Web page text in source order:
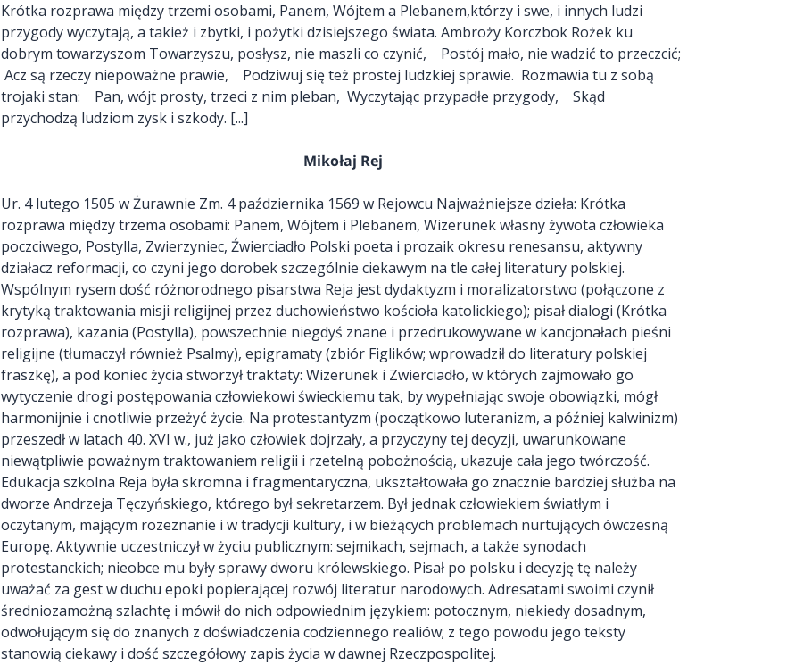
Krótka rozprawa między trzemi osobami, Panem, Wójtem a Plebanem,którzy i swe, i innych ludzi
przygody wyczytają, a takież i zbytki, i pożytki dzisiejszego świata. Ambroży Korczbok Rożek ku
dobrym towarzyszom Towarzyszu, posłysz, nie maszli co czynić, Postój mało, nie wadzić to przeczcić;
Acz są rzeczy niepoważne prawie, Podziwuj się też prostej ludzkiej sprawie. Rozmawia tu z sobą
trojaki stan: Pan, wójt prosty, trzeci z nim pleban, Wyczytając przypadłe przygody, Skąd
przychodzą ludziom zysk i szkody. [...]
Mikołaj Rej
Ur. 4 lutego 1505 w Żurawnie Zm. 4 października 1569 w Rejowcu Najważniejsze dzieła: Krótka
rozprawa między trzema osobami: Panem, Wójtem i Plebanem, Wizerunek własny żywota człowieka
poczciwego, Postylla, Zwierzyniec, Źwierciadło Polski poeta i prozaik okresu renesansu, aktywny
działacz reformacji, co czyni jego dorobek szczególnie ciekawym na tle całej literatury polskiej.
Wspólnym rysem dość różnorodnego pisarstwa Reja jest dydaktyzm i moralizatorstwo (połączone z
krytyką traktowania misji religijnej przez duchowieństwo kościoła katolickiego); pisał dialogi (Krótka
rozprawa), kazania (Postylla), powszechnie niegdyś znane i przedrukowywane w kancjonałach pieśni
religijne (tłumaczył również Psalmy), epigramaty (zbiór Figlików; wprowadził do literatury polskiej
fraszkę), a pod koniec życia stworzył traktaty: Wizerunek i Zwierciadło, w których zajmowało go
wytyczenie drogi postępowania człowiekowi świeckiemu tak, by wypełniając swoje obowiązki, mógł
harmonijnie i cnotliwie przeżyć życie. Na protestantyzm (początkowo luteranizm, a później kalwinizm)
przeszedł w latach 40. XVI w., już jako człowiek dojrzały, a przyczyny tej decyzji, uwarunkowane
niewątpliwie poważnym traktowaniem religii i rzetelną pobożnością, ukazuje cała jego twórczość.
Edukacja szkolna Reja była skromna i fragmentaryczna, ukształtowała go znacznie bardziej służba na
dworze Andrzeja Tęczyńskiego, którego był sekretarzem. Był jednak człowiekiem światłym i
oczytanym, mającym rozeznanie i w tradycji kultury, i w bieżących problemach nurtujących ówczesną
Europę. Aktywnie uczestniczył w życiu publicznym: sejmikach, sejmach, a także synodach
protestanckich; nieobce mu były sprawy dworu królewskiego. Pisał po polsku i decyzję tę należy
uważać za gest w duchu epoki popierającej rozwój literatur narodowych. Adresatami swoimi czynił
średniozamożną szlachtę i mówił do nich odpowiednim językiem: potocznym, niekiedy dosadnym,
odwołującym się do znanych z doświadczenia codziennego realiów; z tego powodu jego teksty
stanowią ciekawy i dość szczegółowy zapis życia w dawnej Rzeczpospolitej.